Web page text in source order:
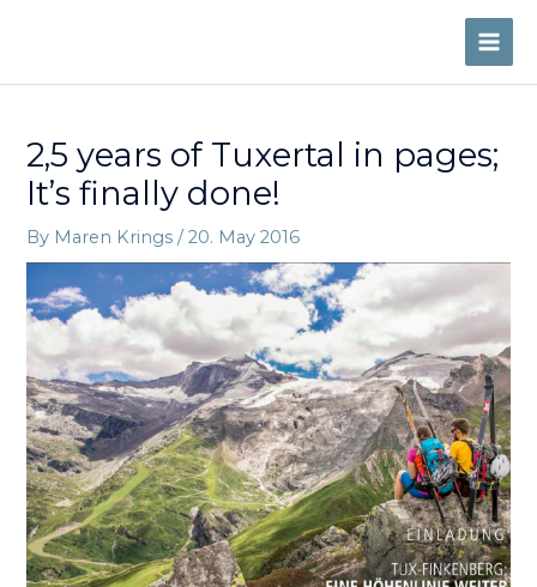
2,5 years of Tuxertal in pages;
It’s finally done!
By Maren Krings/20. May 2016